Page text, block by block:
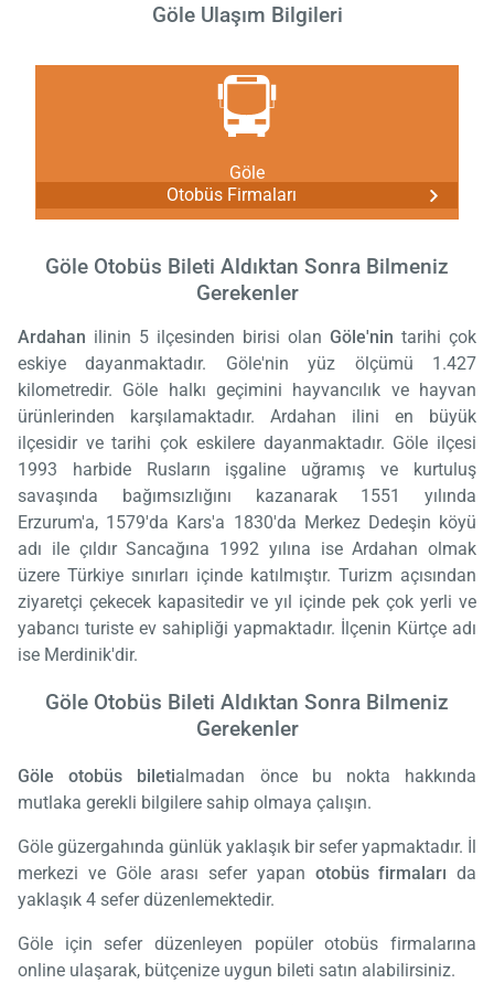
Göle Ulaşım Bilgileri
Göle
Otobüs Firmaları
Göle Otobüs Bileti Aldıktan Sonra Bilmeniz
Gerekenler
Ardahan ilinin 5 ilçesinden birisi olan Göle'nin tarihi çok
eskiye dayanmaktadır. Göle'nin yüz ölçümü 1.427
kilometredir. Göle halkı geçimini hayvancılık ve hayvan
ürünlerinden karşılamaktadır. Ardahan ilini en büyük
ilçesidir ve tarihi çok eskilere dayanmaktadır. Göle ilçesi
1993 harbide Rusların işgaline uğramış ve kurtuluş
savaşında bağımsızlığını kazanarak 1551 yılında
Erzurum'a, 1579'da Kars'a 1830'da Merkez Dedeşin köyü
adı ile çıldır Sancağına 1992 yılına ise Ardahan olmak
üzere Türkiye sınırları içinde katılmıştır. Turizm açısından
ziyaretçi çekecek kapasitedir ve yıl içinde pek çok yerli ve
yabancı turiste ev sahipliği yapmaktadır. İlçenin Kürtçe adı
ise Merdinik'dir.
Göle Otobüs Bileti Aldıktan Sonra Bilmeniz
Gerekenler
Göle otobüs biletialmadan önce bu nokta hakkında
mutlaka gerekli bilgilere sahip olmaya çalışın.
Göle güzergahında günlük yaklaşık bir sefer yapmaktadır. İl
merkezi ve Göle arası sefer yapan otobüs firmaları da
yaklaşık 4 sefer düzenlemektedir.
Göle için sefer düzenleyen popüler otobüs firmalarına
online ulaşarak, bütçenize uygun bileti satın alabilirsiniz.